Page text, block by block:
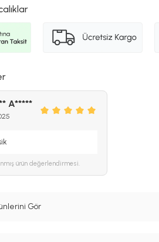
A*****
ürün değerlendirmesi.
Gör